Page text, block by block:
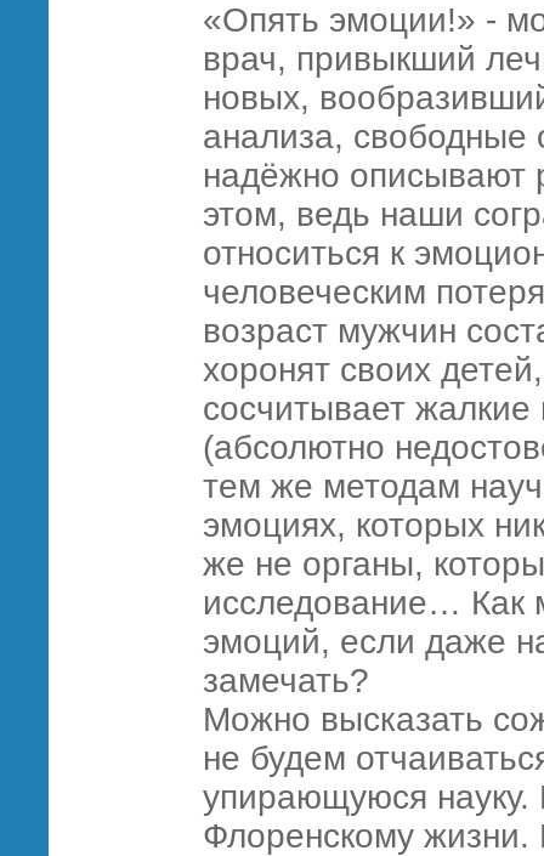
«Опять эмоции!» -
врач, привыкший
новых,
анализа, свободные
надёжно описывают
этом, ведь наши
относиться к
человеческим
возраст мужчин
хоронят своих
сосчитывает
(абсолютно
тем же методам
эмоциях, которых
же не органы,
исследование… Как
эмоций, если даже
замечать?
Можно высказать
не будем
упирающуюся
Флоренскому жизни.